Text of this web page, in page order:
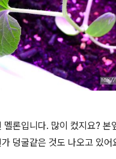
멜론입니다. 많이 컸지요? 본
덩굴같은 것도 나오고 있어